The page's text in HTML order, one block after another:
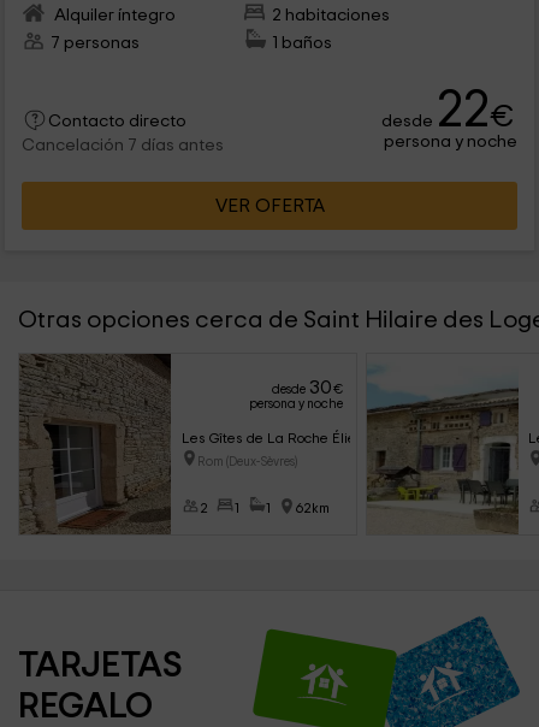
Alquiler íntegro
2 habitaciones
7 personas
1 baños
Contacto directo
Cancelación 7 días antes
desde 22€
persona y noche
VER OFERTA
Otras opciones cerca de Saint Hilaire des
desde 30€
persona y noche
Les Gîtes de La Roche Élie - Chez Théophile
Rom (Deux-Sèvres)
2 1 1 62km
TARJETAS
REGALO